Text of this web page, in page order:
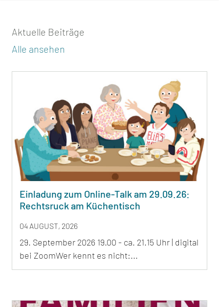
Aktuelle Beiträge
Alle ansehen
Einladung zum Online-Talk am 29.09.26:
Rechtsruck am Küchentisch
04 AUGUST, 2026
29. September 2026 19.00 - ca. 21.15 Uhr | digital
bei ZoomWer kennt es nicht:...